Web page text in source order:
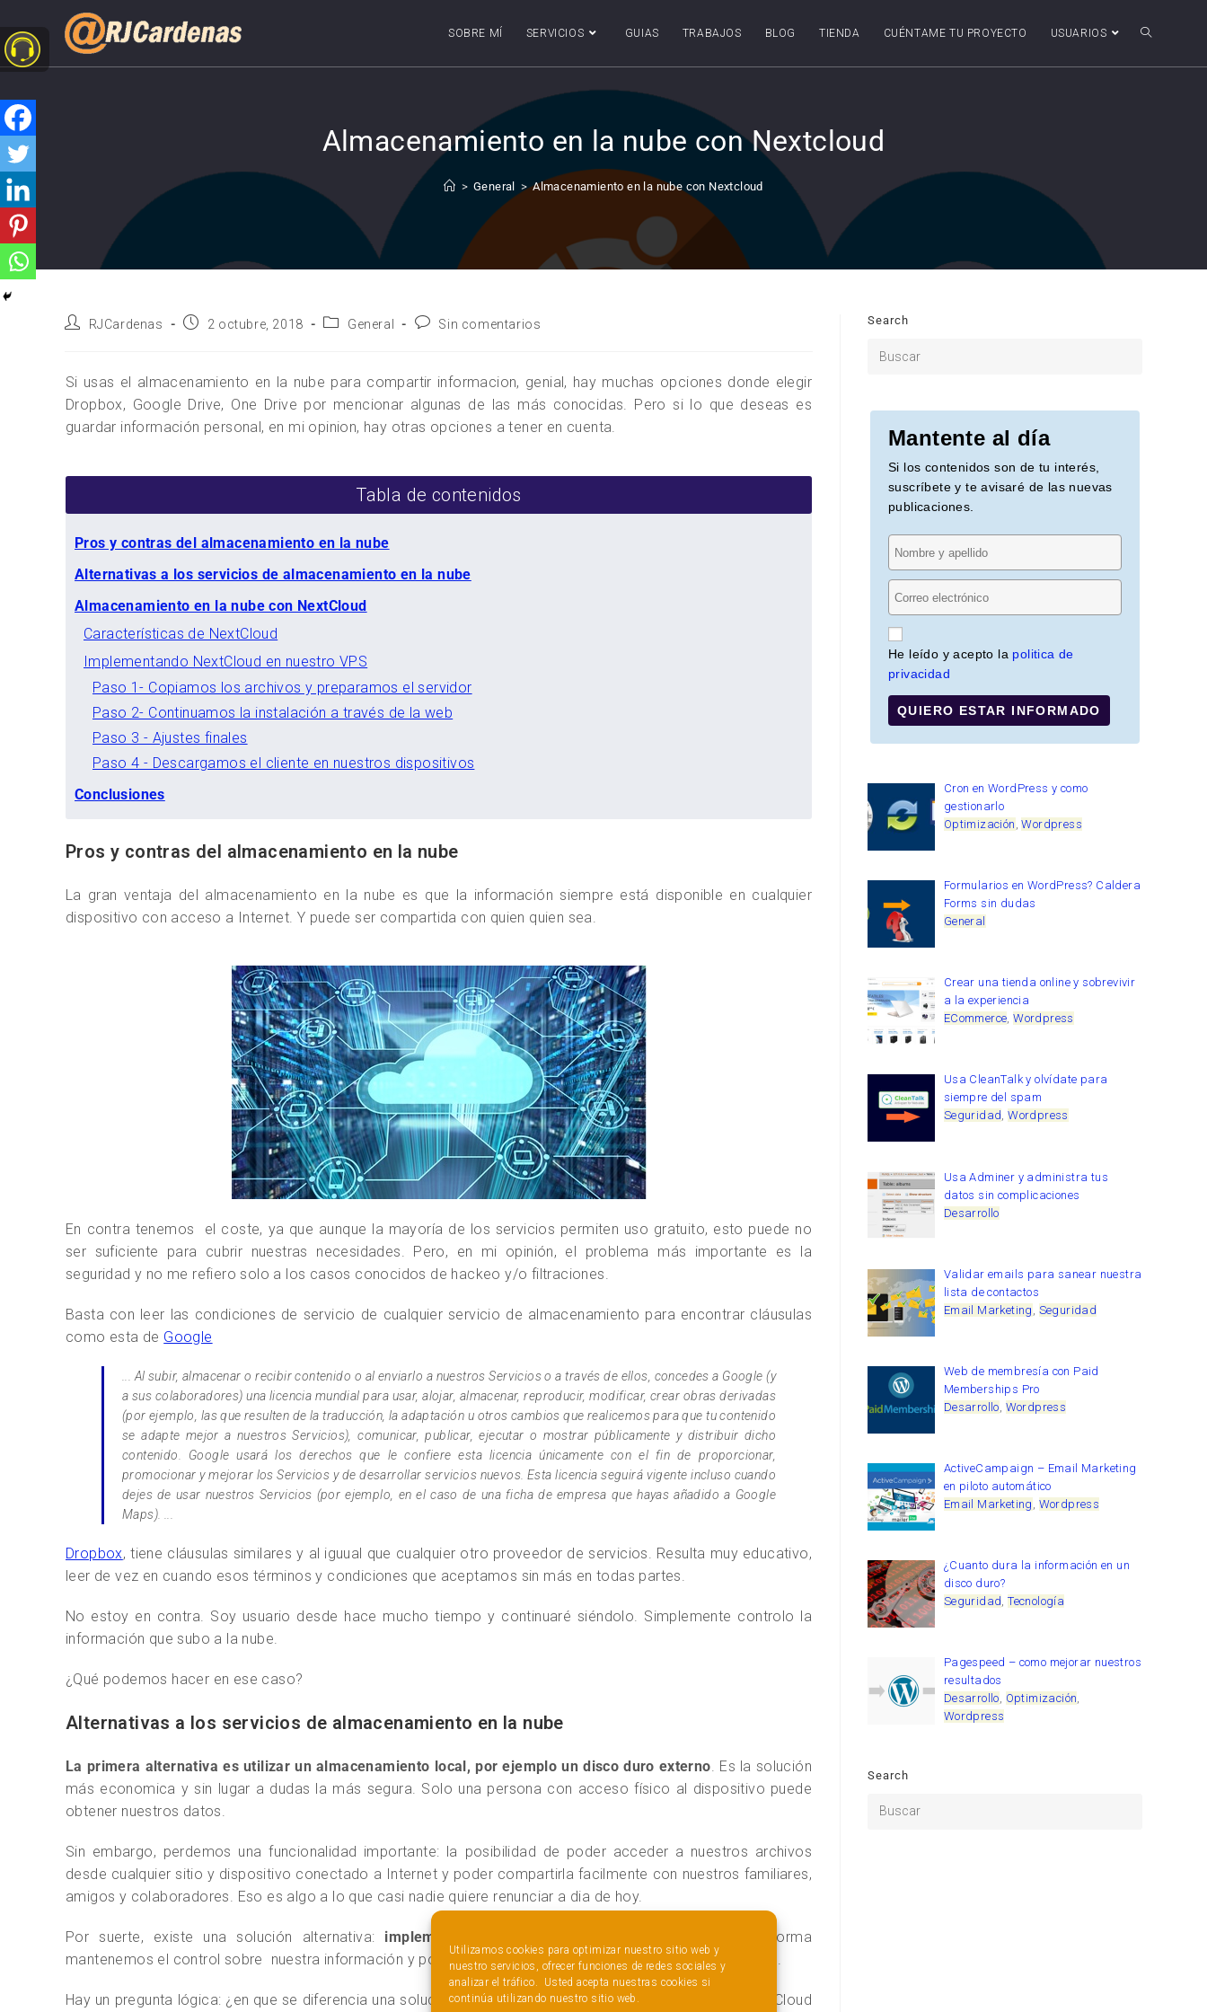
Utilizamos cookies para optimizar nuestro sitio web y
nuestro servicios, ofrecer funciones de redes sociales y
analizar el tráfico. Usted acepta nuestras cookies si
continúa utilizando nuestro sitio web.
SOBRE MÍ SERVICIOS GUIAS TRABAJOS BLOG TIENDA CUÉNTAME TU PROYECTO USUARIOS
Almacenamiento en la nube con Nextcloud
> General > Almacenamiento en la nube con Nextcloud
RJCardenas 2 octubre, 2018 General Sin comentarios
Si usas el almacenamiento en la nube para compartir informacion, genial, hay muchas opciones donde elegir
Dropbox, Google Drive, One Drive por mencionar algunas de las más conocidas. Pero si lo que deseas es
guardar información personal, en mi opinion, hay otras opciones a tener en cuenta.
Tabla de contenidos
Pros y contras del almacenamiento en la nube
Alternativas a los servicios de almacenamiento en la nube
Almacenamiento en la nube con NextCloud
Características de NextCloud
Implementando NextCloud en nuestro VPS
Paso 1- Copiamos los archivos y preparamos el servidor
Paso 2- Continuamos la instalación a través de la web
Paso 3 - Ajustes finales
Paso 4 - Descargamos el cliente en nuestros dispositivos
Conclusiones
Pros y contras del almacenamiento en la nube
La gran ventaja del almacenamiento en la nube es que la información siempre está disponible en cualquier
dispositivo con acceso a Internet. Y puede ser compartida con quien quien sea.
En contra tenemos el coste, ya que aunque la mayoría de los servicios permiten uso gratuito, esto puede no
ser suficiente para cubrir nuestras necesidades. Pero, en mi opinión, el problema más importante es la
seguridad y no me refiero solo a los casos conocidos de hackeo y/o filtraciones.
Basta con leer las condiciones de servicio de cualquier servicio de almacenamiento para encontrar cláusulas
como esta de Google
... Al subir, almacenar o recibir contenido o al enviarlo a nuestros Servicios o a través de ellos, concedes a Google (y
a sus colaboradores) una licencia mundial para usar, alojar, almacenar, reproducir, modificar, crear obras derivadas
(por ejemplo, las que resulten de la traducción, la adaptación u otros cambios que realicemos para que tu contenido
se adapte mejor a nuestros Servicios), comunicar, publicar, ejecutar o mostrar públicamente y distribuir dicho
contenido. Google usará los derechos que le confiere esta licencia únicamente con el fin de proporcionar,
promocionar y mejorar los Servicios y de desarrollar servicios nuevos. Esta licencia seguirá vigente incluso cuando
dejes de usar nuestros Servicios (por ejemplo, en el caso de una ficha de empresa que hayas añadido a Google
Maps). ...
Dropbox, tiene cláusulas similares y al iguual que cualquier otro proveedor de servicios. Resulta muy educativo,
leer de vez en cuando esos términos y condiciones que aceptamos sin más en todas partes.
No estoy en contra. Soy usuario desde hace mucho tiempo y continuaré siéndolo. Simplemente controlo la
información que subo a la nube.
¿Qué podemos hacer en ese caso?
Alternativas a los servicios de almacenamiento en la nube
La primera alternativa es utilizar un almacenamiento local, por ejemplo un disco duro externo. Es la solución
más economica y sin lugar a dudas la más segura. Solo una persona con acceso físico al dispositivo puede
obtener nuestros datos.
Sin embargo, perdemos una funcionalidad importante: la posibilidad de poder acceder a nuestros archivos
desde cualquier sitio y dispositivo conectado a Internet y poder compartirla facilmente con nuestros familiares,
amigos y colaboradores. Eso es algo a lo que casi nadie quiere renunciar a dia de hoy.
Por suerte, existe una solución alternativa: implementar nuestra propia nube privada
. De esta forma
mantenemos el control sobre nuestra información y podemos seguir disfrutando de la facilidad de acceso.
Hay un pregunta lógica: ¿en que se diferencia una solución de este tipo de utilizar Google Drive, Dorpbox, iCloud
Search
Mantente al día
Si los contenidos son de tu interés,
suscríbete y te avisaré de las nuevas
publicaciones.
He leído y acepto la politica de
privacidad
QUIERO ESTAR INFORMADO
Cron en WordPress y como
gestionarlo
Optimización ,Wordpress
Formularios en WordPress? Caldera
Forms sin dudas
General
Crear una tienda online y sobrevivir
a la experiencia
ECommerce,Wordpress
Usa CleanTalk y olvídate para
siempre del spam
Seguridad,Wordpress
Usa Adminer y administra tus
datos sin complicaciones
Desarrollo
Validar emails para sanear nuestra
lista de contactos
Email Marketing Seguridad
Web de membresía con Paid
Memberships Pro
Desarrollo Wordpress
ActiveCampaign – Email Marketing
en piloto automático
Email Marketing Wordpress
¿Cuanto dura la información en un
disco duro?
Seguridad,Tecnología
Pagespeed – como mejorar nuestros
resultados
Desarrollo, Optimización,
Wordpress
Search